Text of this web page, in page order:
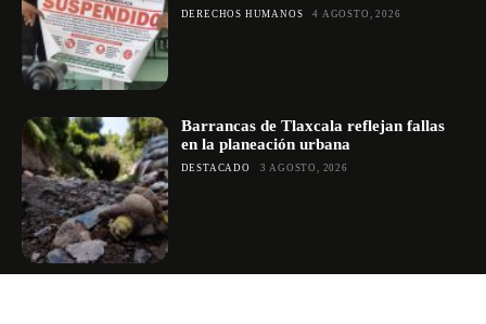
DERECHOS HUMANOS 4 AGOSTO, 2026
Barrancas de Tlaxcala reflejan fallas
en la planeación urbana
DESTACADO 3 AGOSTO, 2026